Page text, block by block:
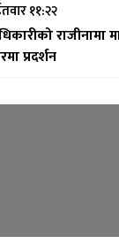
११:२२
राजीनामा
प्रदर्शन